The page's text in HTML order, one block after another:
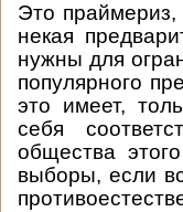
Это
некая
нужны для
популярного
это имеет,
себя
общества
выборы, если